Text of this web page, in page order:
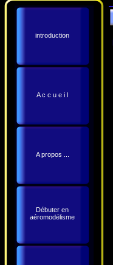
introduction
A c c u e i l
A propos ...
Débuter en
aéromodélisme